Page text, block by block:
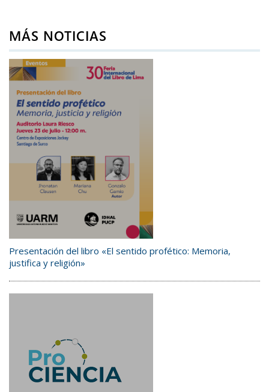
MÁS NOTICIAS
Presentación del libro «El sentido profético: Memoria,
justifica y religión»